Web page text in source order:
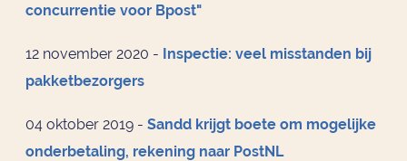
concurrentie voor Bpost"
12 november 2020 - Inspectie: veel misstanden bij
pakketbezorgers
04 oktober 2019 - Sandd krijgt boete om mogelijke
onderbetaling, rekening naar PostNL